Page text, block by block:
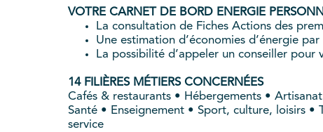
VOTRE CARNET DE BORD ENERGIE
La consultation de Fiches Actions des
Une estimation d’économies d’énergie
La possibilité d’appeler un conseiller pour
14 FILIÈRES MÉTIERS CONCERNÉES
Cafés & restaurants • Hébergements •
Santé • Enseignement • Sport, culture, loisirs
service